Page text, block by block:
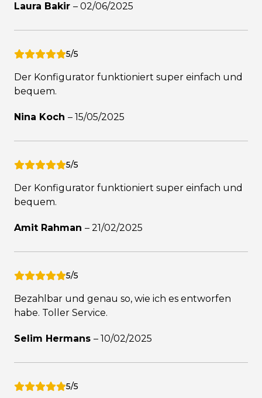
Laura Bakir – 02/06/2025
5/5
Der Konfigurator funktioniert super einfach und
bequem.
Nina Koch – 15/05/2025
5/5
Der Konfigurator funktioniert super einfach und
bequem.
Amit Rahman – 21/02/2025
5/5
Bezahlbar und genau so, wie ich es entworfen
habe. Toller Service.
Selim Hermans – 10/02/2025
5/5